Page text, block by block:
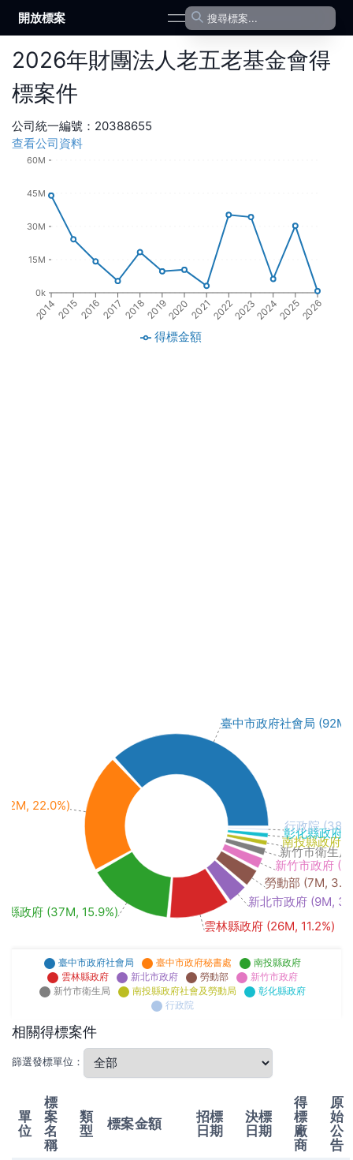
開放標案 open navigation menu
2026年財團法人老五老基金會得
標案件
公司統一編號： 20388655
查看公司資料
2014201520162017201820192020202120222023202420252026
0k
15M
30M
45M
60M
得標金額
臺中市政府社會局 (92M,
22.0%)
縣政府 (37M, 15.9%)
雲林縣政府 (26M, 11.2%)
新北市政府 (9M,
勞動部 (7M,
新竹市政府
新竹市衛生
南投縣政府
彰化縣政府
行政院
臺中市政府社會局 臺中市政府秘書處
南投縣政府
雲林縣政府
新北市政府 勞動部
新竹市政府
新竹市衛生局
南投縣政府社會及勞動局
彰化縣政府
行政院
相關得標案件
篩選發標單位：
單
位
標
案
名
稱
類
型
標案金額
招標
日期
決標
日期
得
標
廠
商
原
始
公
告